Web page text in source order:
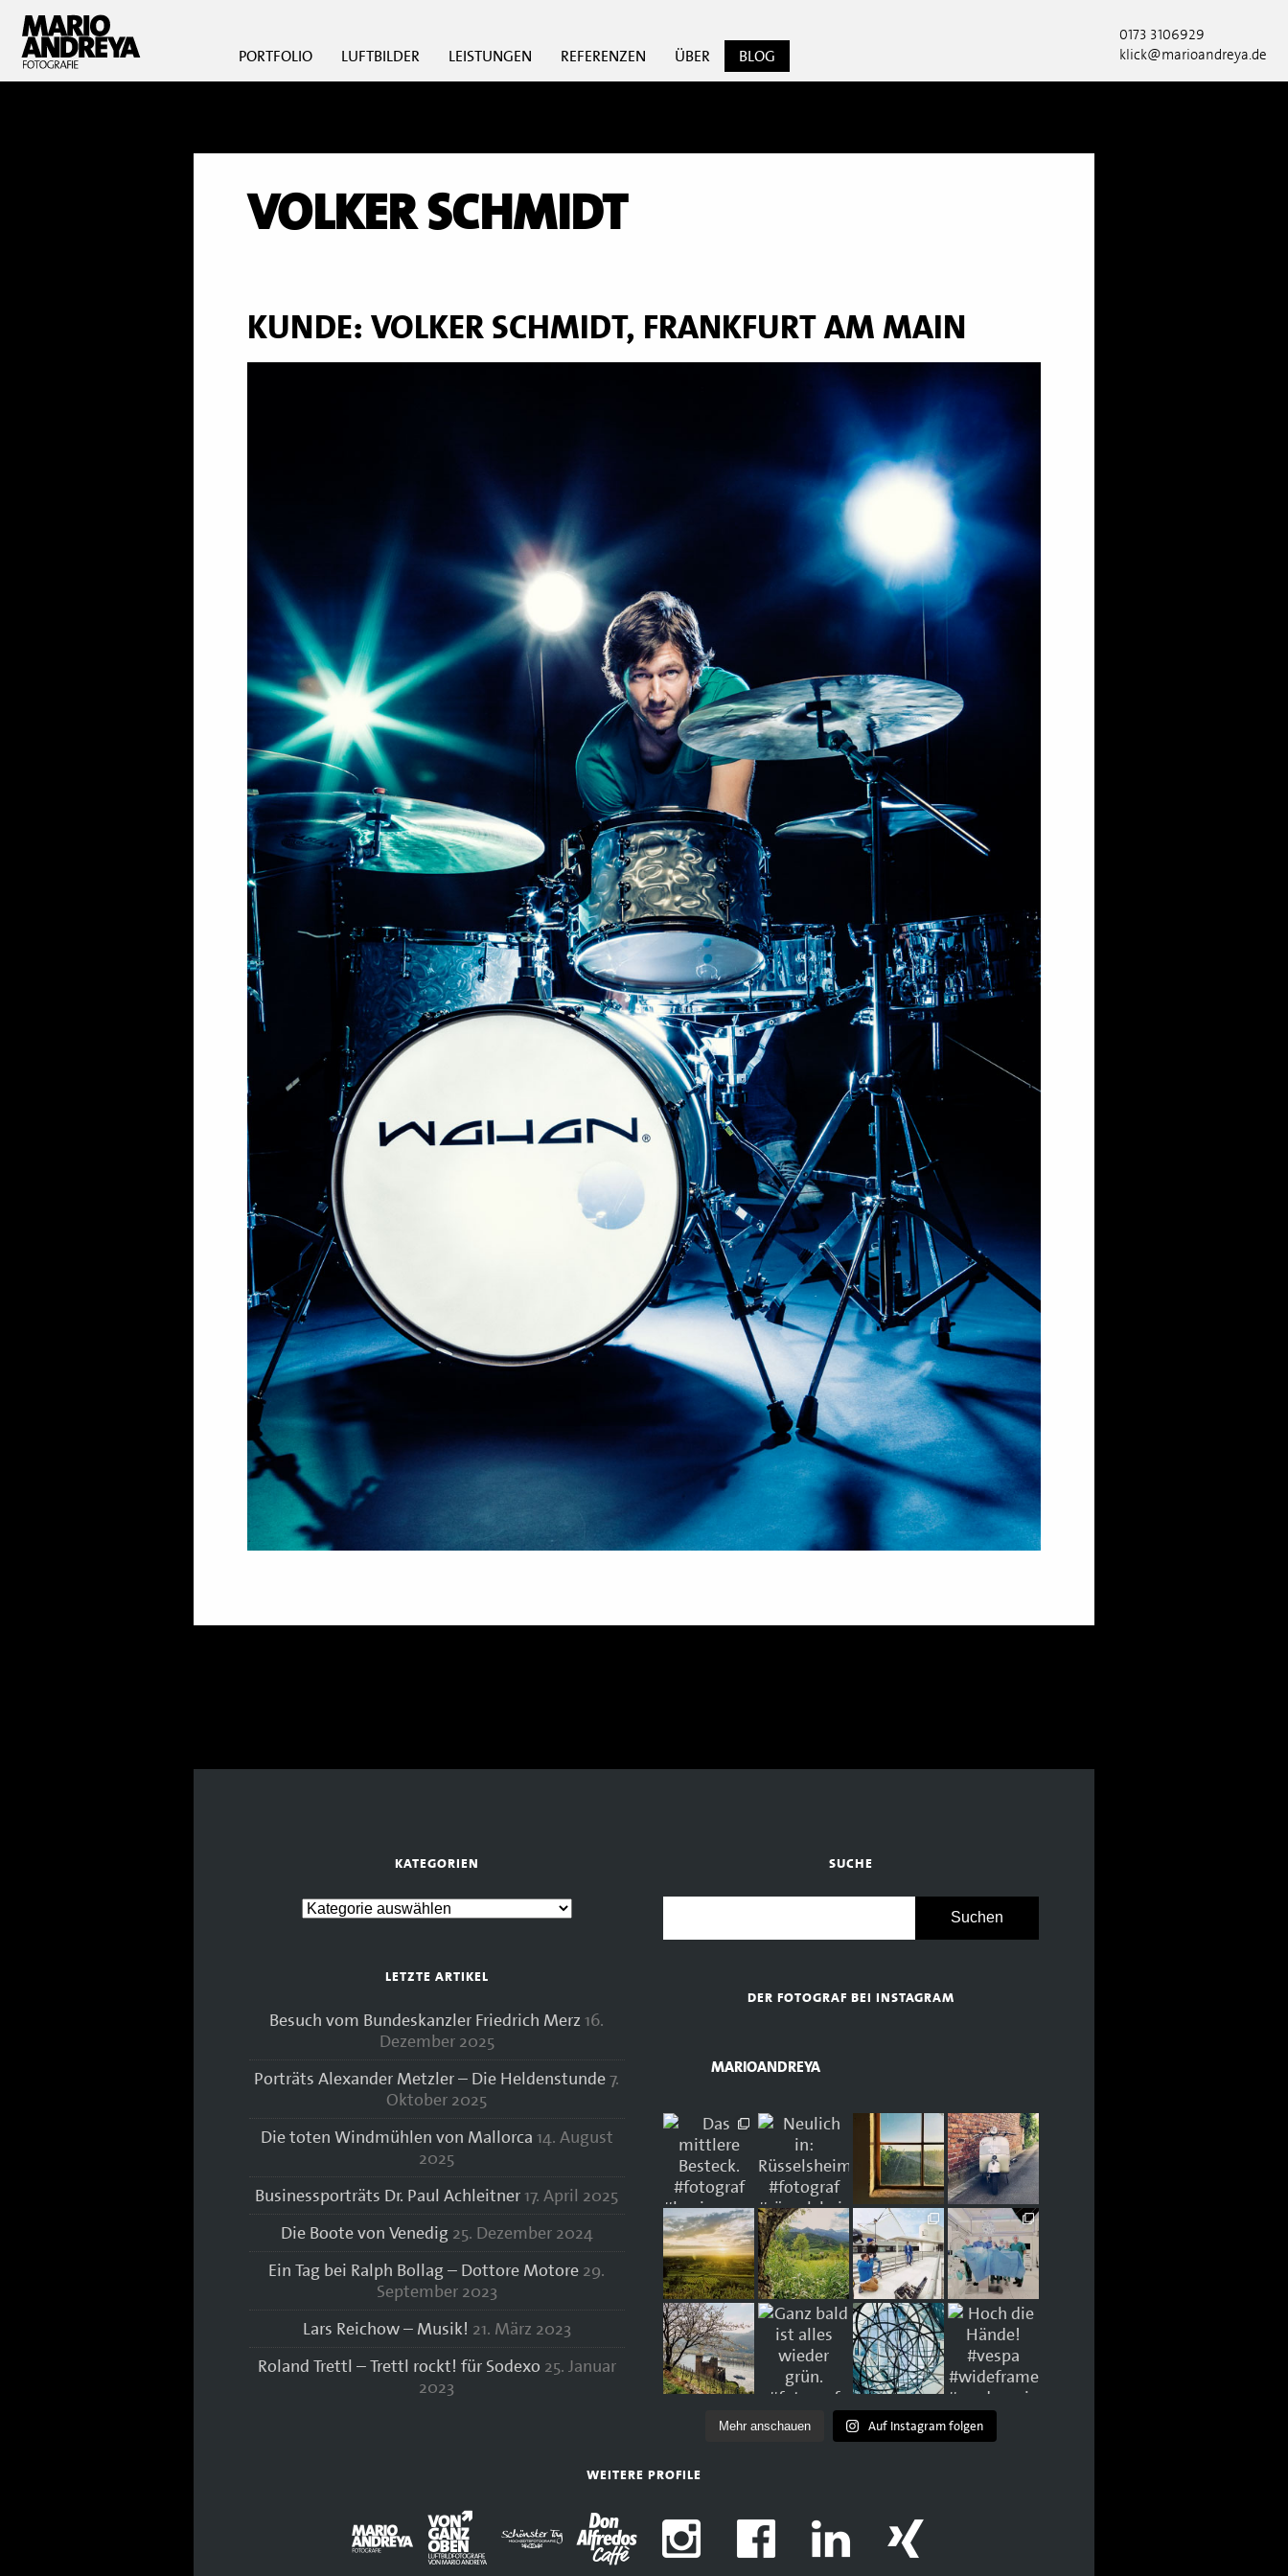
PORTFOLIO LUFTBILDER LEISTUNGEN REFERENZEN ÜBER BLOG
0173 3106929
klick@marioandreya.de
VOLKER SCHMIDT
KUNDE: VOLKER SCHMIDT, FRANKFURT AM MAIN
KATEGORIEN
LETZTE ARTIKEL
Besuch vom Bundeskanzler Friedrich Merz 16.
Dezember 2025
Porträts Alexander Metzler – Die Heldenstunde7.
Oktober 2025
Die toten Windmühlen von Mallorca 14. August
2025
Businessporträts Dr. Paul Achleitner17. April 2025
Die Boote von Venedig 25. Dezember 2024
Ein Tag bei Ralph Bollag – Dottore Motore 29.
September 2023
Lars Reichow – Musik! 21. März 2023
Roland Trettl – Trettl rockt! für Sodexo 25. Januar
2023
SUCHE
DER FOTOGRAF BEI INSTAGRAM
MARIOANDREYA
Mehr anschauen Auf Instagram folgen
WEITERE PROFILE